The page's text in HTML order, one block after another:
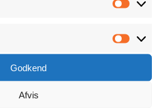
Godkend
Afvis